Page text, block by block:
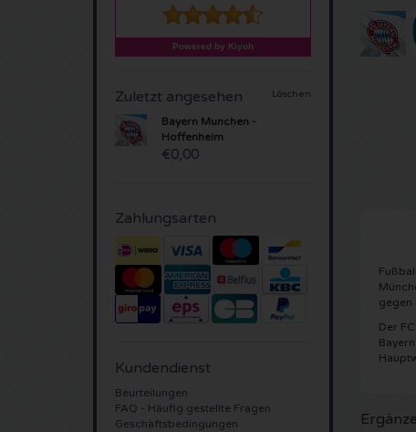
Zuletzt angesehen Löschen
Bayern Munchen -
Hoffenheim
€0,00
Zahlungsarten
Kundendienst
Beurteilungen
FAQ - Häufig gestellte Fragen
Geschäftsbedingungen
gegen
Der